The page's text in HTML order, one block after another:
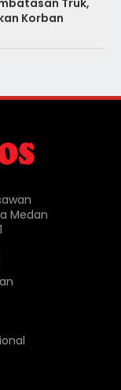
Truk,
Korban
Medan